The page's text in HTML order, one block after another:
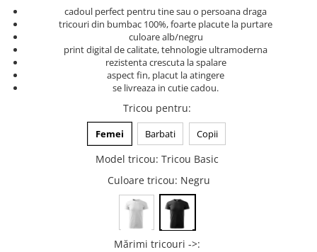
Tricouri gameri
Tricouri music is life
Tricouri sporturi de iarna
Tricouri snowboard
Tricouri ski
Tricouri aniversare
Tricouri cadou 20 ani
cadoul perfect pentru tine sau o persoana draga
tricouri din bumbac 100%, foarte placute la purtare
culoare alb/negru
print digital de calitate, tehnologie ultramoderna
rezistenta crescuta la spalare
aspect fin, placut la atingere
se livreaza in cutie cadou.
Tricou pentru:
Femei Barbati Copii
Model tricou: Tricou Basic
Culoare tricou: Negru
Mărimi tricouri ->: